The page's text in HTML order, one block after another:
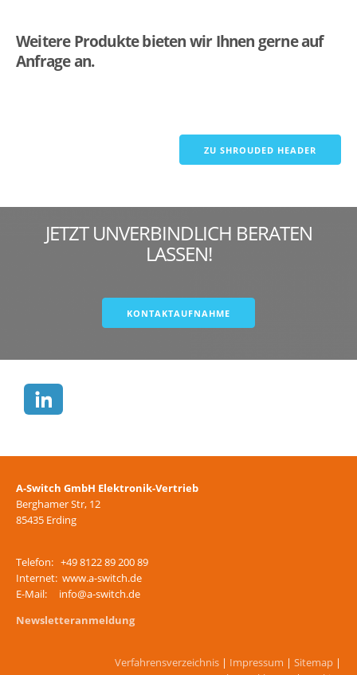
Weitere Produkte bieten wir Ihnen gerne auf
Anfrage an.
JETZT UNVERBINDLICH BERATEN
LASSEN!
A-Switch GmbH Elektronik-Vertrieb
Berghamer Str, 12
85435 Erding
Telefon: +49 8122 89 200 89
Internet: www.a-switch.de
E-Mail: info@a-switch.de
Newsletteranmeldung
Verfahrensverzeichnis | Impressum | Sitemap |